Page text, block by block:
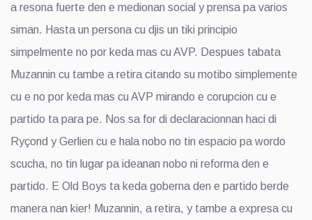
a resona fuerte den e medionan social y prensa pa varios
siman. Hasta un persona cu djis un tiki principio
simpelmente no por keda mas cu AVP. Despues tabata
Muzannin cu tambe a retira citando su motibo simplemente
cu e no por keda mas cu AVP mirando e corupcion cu e
partido ta para pe. Nos sa for di declaracionnan haci di
Ryçond y Gerlien cu e hala nobo no tin espacio pa wordo
scucha, no tin lugar pa ideanan nobo ni reforma den e
partido. E Old Boys ta keda goberna den e partido berde
manera nan kier! Muzannin, a retira, y tambe a expresa cu